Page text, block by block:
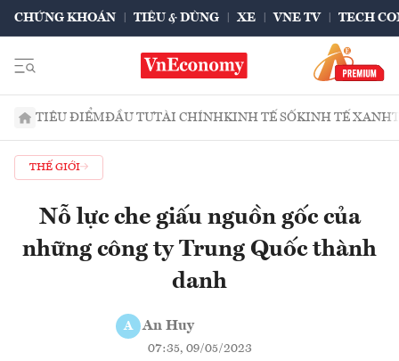
CHỨNG KHOÁN TIÊU & DÙNG XE VNE TV TECH
TIÊU ĐIỂMĐẦU TƯTÀI CHÍNHKINH TẾ SỐKINH TẾ XANH
THẾ GIỚI
Nỗ lực che giấu nguồn gốc của
những công ty Trung Quốc thành
danh
A An Huy
07:35, 09/05/2023